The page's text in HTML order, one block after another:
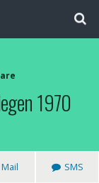
1970
Mail SMS